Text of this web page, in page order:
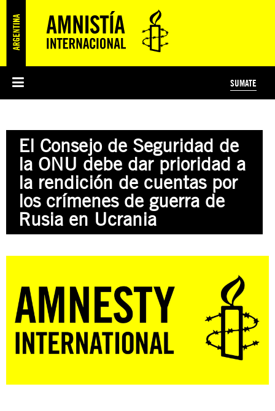
PREGUNTAS FRECUENTES
ÁREAS TEMÁTICAS
JUSTICIA INTERNACIONAL
EDUCACIÓN EN DERECHOS HUMANOS Y JÓVENES
PRENSA
SUSCRIBITE
SUMATE
PREGUNTAS FRECUENTES
El Consejo de Seguridad de
la ONU debe dar prioridad a
la rendición de cuentas por
los crímenes de guerra de
Rusia en Ucrania